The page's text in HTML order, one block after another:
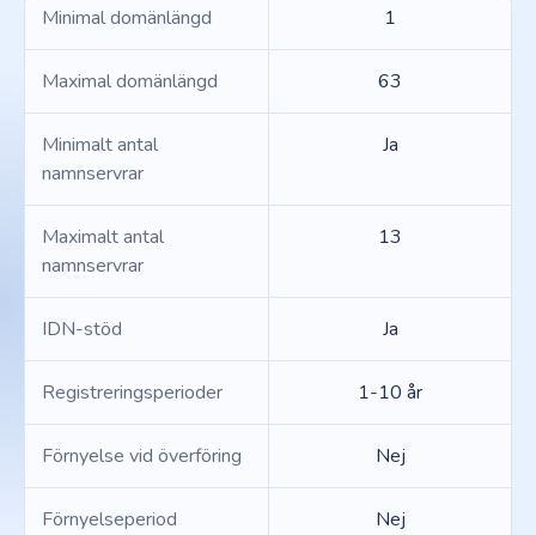
Minimal domänlängd 1
Maximal domänlängd 63
Minimalt antal
namnservrar
Ja
Maximalt antal
namnservrar
13
IDN-stöd Ja
Registreringsperioder 1-10 år
Förnyelse vid överföring Nej
Förnyelseperiod Nej